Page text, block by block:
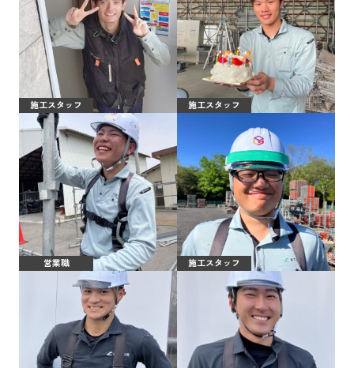
施工スタッフ 施工スタッフ
営業職 施工スタッフ